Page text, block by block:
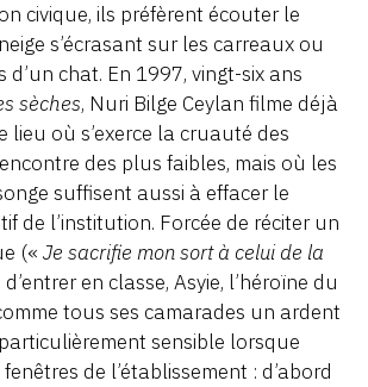
civique, ils préfèrent écouter le
s’écrasant sur les carreaux ou
d’un chat. En 1997, vingt-six ans
sèches, Nuri Bilge Ceylan filme déjà
lieu où s’exerce la cruauté des
des plus faibles, mais où les
suffisent aussi à effacer le
de l’institution. Forcée de réciter un
(« Je sacrifie mon sort à celui de la
en classe, Asyie, l’héroïne du
tous ses camarades un ardent
sensible lorsque
de l’établissement : d’abord